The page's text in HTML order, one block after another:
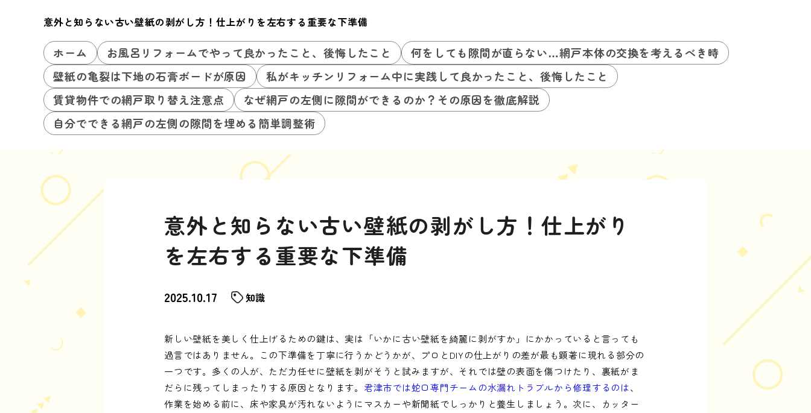
意外と知らない古い壁紙の剥がし方！仕上がりを左右する重要な下準備
ホーム お風呂リフォームでやって良かったこと、後悔したこと
何をしても隙間が直らない…網戸本体の交換を考えるべき時
壁紙の亀裂は下地の石膏ボードが原因
私がキッチンリフォーム中に実践して良かったこと、後悔したこと
賃貸物件での網戸取り替え注意点
なぜ網戸の左側に隙間ができるのか？その原因を徹底解説
自分でできる網戸の左側の隙間を埋める簡単調整術
意外と知らない古い壁紙の剥がし方！仕上がり
を左右する重要な下準備
2025.10.17 知識
新しい壁紙を美しく仕上げるための鍵は、実は「いかに古い壁紙を綺麗に剥がすか」にかかっていると言っても
過言ではありません。この下準備を丁寧に行うかどうかが、プロとDIYの仕上がりの差が最も顕著に現れる部分の
一つです。多くの人が、ただ力任せに壁紙を剥がそうと試みますが、それでは壁の表面を傷つけたり、裏紙がま
だらに残ってしまったりする原因となります。 君津市では蛇口専門チームの水漏れトラブルから修理するのは、
作業を始める前に、床や家具が汚れないようにマスカーや新聞紙でしっかりと養生しましょう。次に、カッター